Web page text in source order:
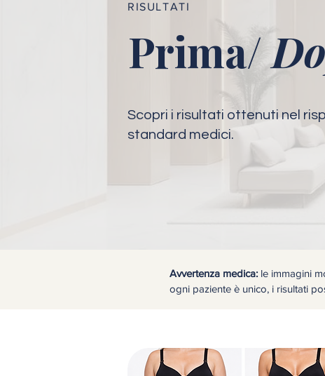
RISULTATI
Prima/
Scopri i risultati ottenuti nel
standard medici.
Avvertenza medica: le immagini
ogni paziente è unico, i risultati